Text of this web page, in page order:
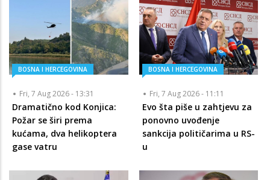
BOSNA I HERCEGOVINA
Fri, 7 Aug 2026 - 13:31
Dramatično kod Konjica:
Požar se širi prema
kućama, dva helikoptera
gase vatru
BOSNA I HERCEGOVINA
Fri, 7 Aug 2026 - 11:11
Evo šta piše u zahtjevu za
ponovno uvođenje
sankcija političarima u RS-
u